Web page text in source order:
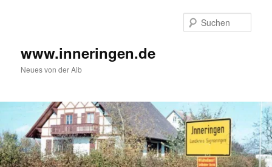
www.inneringen.de
Neues von der Alb